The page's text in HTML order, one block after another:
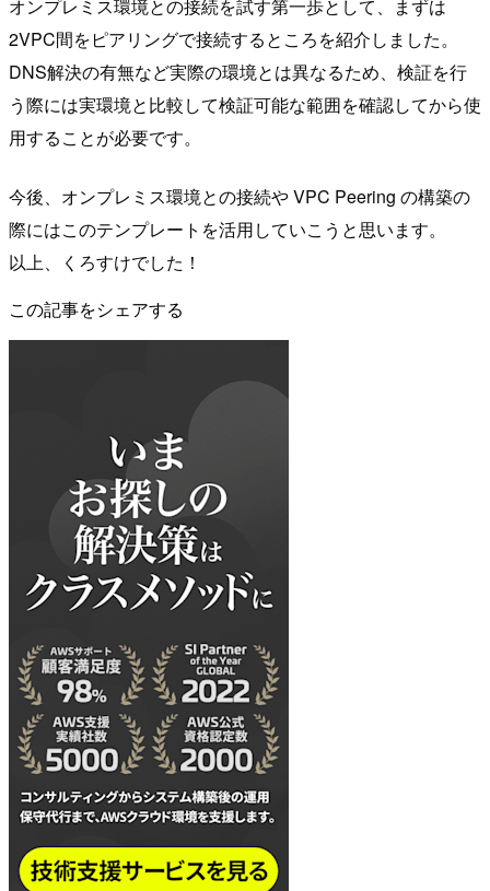
オンプレミス環境との接続を試す第一歩として、まずは
2VPC間をピアリングで接続するところを紹介しました。
DNS解決の有無など実際の環境とは異なるため、検証を行
う際には実環境と比較して検証可能な範囲を確認してから使
用することが必要です。
今後、オンプレミス環境との接続や VPC Peering の構築の
際にはこのテンプレートを活用していこうと思います。
以上、くろすけでした！
この記事をシェアする